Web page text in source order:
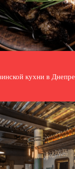
кухни в Днепре